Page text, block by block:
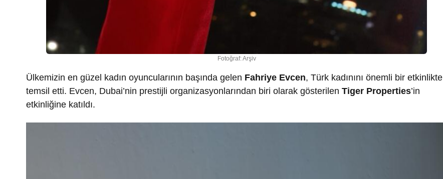
Fotoğraf: Arşiv
Ülkemizin en güzel kadın oyuncularının başında gelen Fahriye Evcen, Türk kadınını önemli bir etkinlikte
temsil etti. Evcen, Dubai’nin prestijli organizasyonlarından biri olarak gösterilen Tiger Properties’in
etkinliğine katıldı.